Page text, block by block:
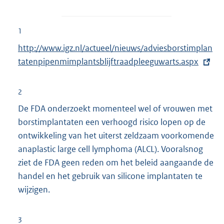
1
E
x
e
n
e
l
i
n
k
:
http://www.igz.nl/actueel/nieuws/adviesborstimplan
tatenpipenmimplantsblijftraadpleeguwarts.aspx
2
De FDA onderzoekt momenteel wel of vrouwen met
borstimplantaten een verhoogd risico lopen op de
ontwikkeling van het uiterst zeldzaam voorkomende
anaplastic large cell lymphoma (ALCL). Vooralsnog
ziet de FDA geen reden om het beleid aangaande de
handel en het gebruik van silicone implantaten te
wijzigen.
3